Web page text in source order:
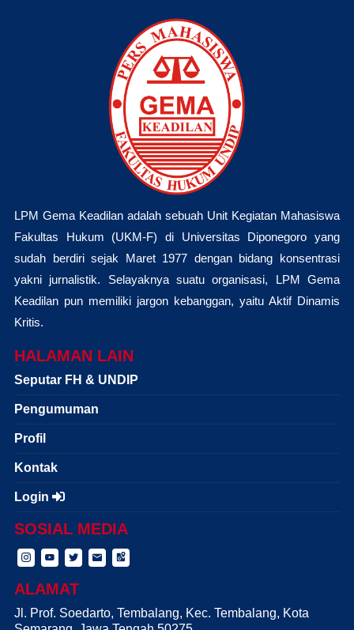
LPM Gema Keadilan adalah sebuah Unit Kegiatan Mahasiswa
Fakultas Hukum (UKM-F) di Universitas Diponegoro yang
sudah berdiri sejak Maret 1977 dengan bidang konsentrasi
yakni jurnalistik. Selayaknya suatu organisasi, LPM Gema
Keadilan pun memiliki jargon kebanggan, yaitu Aktif Dinamis
Kritis.
HALAMAN LAIN
Seputar FH & UNDIP
Pengumuman
Profil
Kontak
Login
SOSIAL MEDIA
ALAMAT
Jl. Prof. Soedarto, Tembalang, Kec. Tembalang, Kota